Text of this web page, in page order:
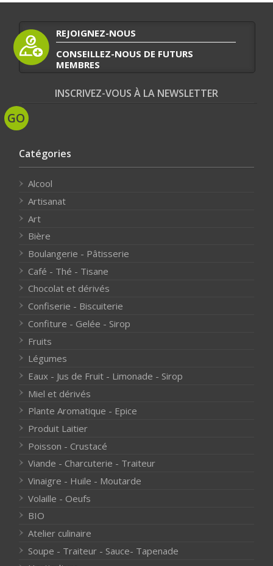
REJOIGNEZ-NOUS
CONSEILLEZ-NOUS DE FUTURS
MEMBRES
INSCRIVEZ-VOUS À LA NEWSLETTER
Catégories
Alcool
Artisanat
Art
Bière
Boulangerie - Pâtisserie
Café - Thé - Tisane
Chocolat et dérivés
Confiserie - Biscuiterie
Confiture - Gelée - Sirop
Fruits
Légumes
Eaux - Jus de Fruit - Limonade - Sirop
Miel et dérivés
Plante Aromatique - Epice
Produit Laitier
Poisson - Crustacé
Viande - Charcuterie - Traiteur
Vinaigre - Huile - Moutarde
Volaille - Oeufs
BIO
Atelier culinaire
Soupe - Traiteur - Sauce- Tapenade